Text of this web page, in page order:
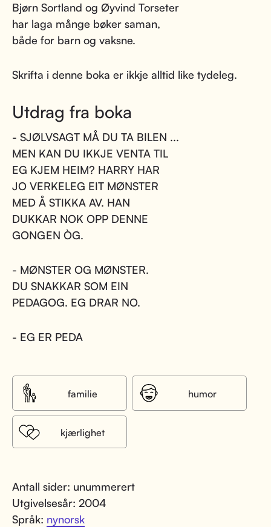
Bjørn Sortland og Øyvind Torseter
har laga månge bøker saman,
både for barn og vaksne.
Skrifta i denne boka er ikkje alltid like tydeleg.
Utdrag fra boka
- SJØLVSAGT MÅ DU TA BILEN ...
MEN KAN DU IKKJE VENTA TIL
EG KJEM HEIM? HARRY HAR
JO VERKELEG EIT MØNSTER
MED Å STIKKA AV. HAN
DUKKAR NOK OPP DENNE
GONGEN ÒG.
- MØNSTER OG MØNSTER.
DU SNAKKAR SOM EIN
PEDAGOG. EG DRAR NO.
- EG ER PEDA
familie humor
kjærlighet
Antall sider: unummerert
Utgivelsesår: 2004
Språk: nynorsk